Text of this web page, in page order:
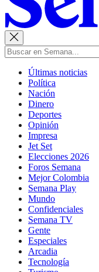
Últimas noticias
Política
Nación
Dinero
Deportes
Opinión
Impresa
Jet Set
Elecciones 2026
Foros Semana
Mejor Colombia
Semana Play
Mundo
Confidenciales
Semana TV
Gente
Especiales
Arcadia
Tecnología